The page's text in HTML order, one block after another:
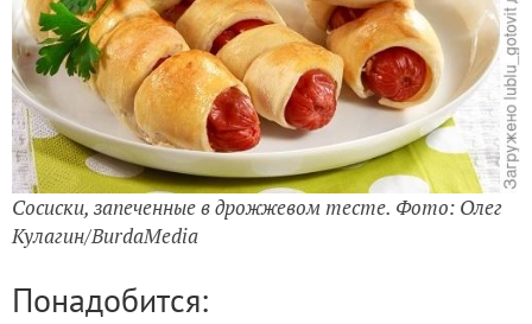
Сосиски, запеченные в дрожжевом тесте. Фото: Олег
Кулагин/BurdaMedia
Понадобится: